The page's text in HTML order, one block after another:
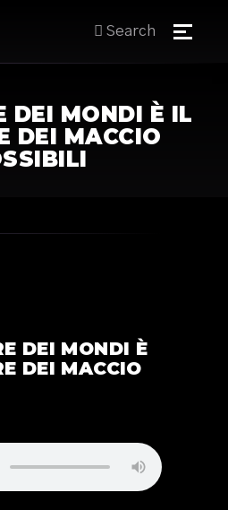
Search
DEI MONDI È IL
DEI MACCIO
DEI MONDI È
DEI MACCIO